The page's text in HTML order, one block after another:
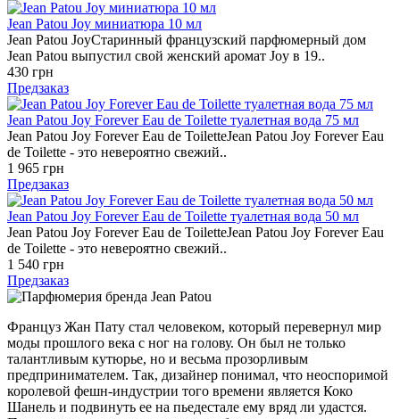
Jean Patou Joy миниатюра 10 мл
Jean Patou JoyСтаринный французский парфюмерный дом
Jean Patou выпустил свой женский аромат Joy в 19..
430 грн
Предзаказ
Jean Patou Joy Forever Eau de Toilette туалетная вода 75 мл
Jean Patou Joy Forever Eau de ToiletteJean Patou Joy Forever Eau
de Toilette - это невероятно свежий..
1 965 грн
Предзаказ
Jean Patou Joy Forever Eau de Toilette туалетная вода 50 мл
Jean Patou Joy Forever Eau de ToiletteJean Patou Joy Forever Eau
de Toilette - это невероятно свежий..
1 540 грн
Предзаказ
Француз Жан Пату стал человеком, который перевернул мир
моды прошлого века с ног на голову. Он был не только
талантливым кутюрье, но и весьма прозорливым
предпринимателем. Так, дизайнер понимал, что неоспоримой
королевой фешн-индустрии того времени является Коко
Шанель и подвинуть ее на пьедестале ему вряд ли удастся.